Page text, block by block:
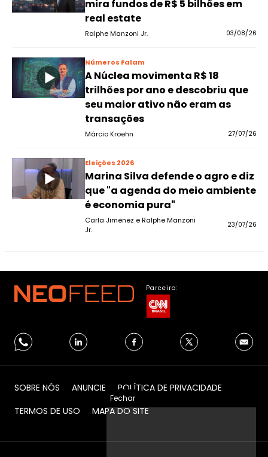
mira fundos de R$ 5 bilhões em
real estate
Ralphe Manzoni Jr. 03/08/26
Números Falam
A Núclea movimenta R$ 18
trilhões por ano e descobriu que
seu maior ativo não eram as
transações
Márcio Kroehn 27/07/26
Eleições 2026
Marina Silva defende o agro e diz
que "a agenda do meio ambiente
é economia pura"
Carla Jimenez e Ralphe Manzoni
Jr.
23/07/26
Fechar
Parceiro:
SOBRE NÓS ANUNCIE
POLÍTICA DE PRIVACIDADE
TERMOS DE USO
MAPA DO SITE